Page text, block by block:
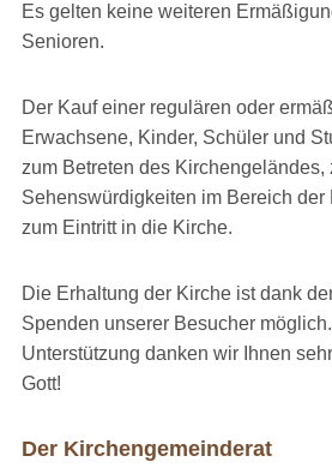
Es gelten keine weiteren
Senioren.
Der Kauf einer regulären oder
Erwachsene, Kinder, Schüler und
zum Betreten des
Sehenswürdigkeiten im Bereich der
zum Eintritt in die Kirche.
Die Erhaltung der Kirche ist dank
Spenden unserer Besucher
Unterstützung danken wir Ihnen
Gott!
Der Kirchengemeinderat